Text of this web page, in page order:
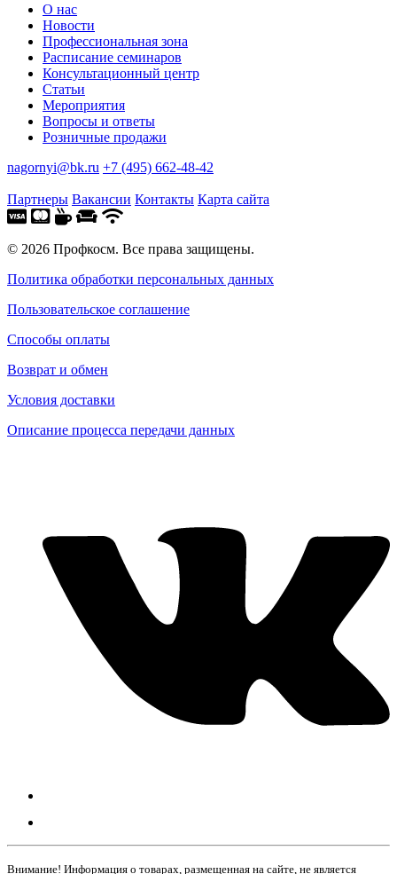
О нас
Новости
Профессиональная зона
Расписание семинаров
Консультационный центр
Статьи
Мероприятия
Вопросы и ответы
Розничные продажи
nagornyi@bk.ru +7 (495) 662-48-42
Партнеры Вакансии Контакты Карта сайта
© 2026 Профкосм. Все права защищены.
Политика обработки персональных данных
Пользовательское соглашение
Способы оплаты
Возврат и обмен
Условия доставки
Описание процесса передачи данных
Внимание! Информация о товарах, размещенная на сайте, не является